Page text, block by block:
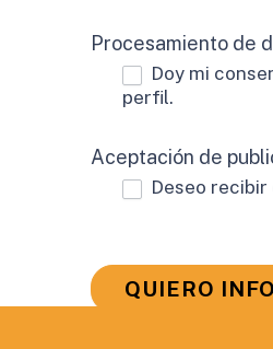
Procesamiento de
Doy mi
perfil.
Aceptación de
Deseo
QUIERO